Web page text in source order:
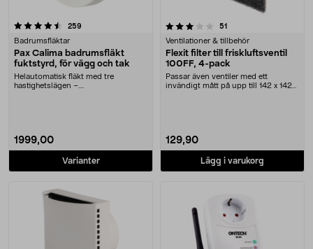
259
Badrumsfläktar
Pax Calima badrumsfläkt
fuktstyrd, för vägg och tak
Helautomatisk fläkt med tre
hastighetslägen –....
1999,00
Varianter
3.5 av 5 stjärnor 51
Ventilationer & tillbehör
Flexit filter till friskluftsventil
100FF, 4-pack
Passar även ventiler med ett
invändigt mått på upp till 142 x 142
129,90
Lägg i varukorg